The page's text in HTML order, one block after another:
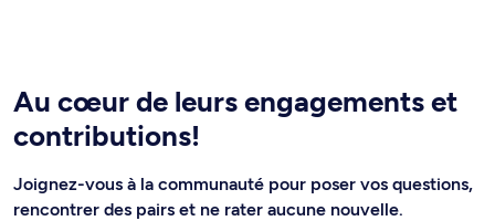
Au cœur de leurs engagements et
contributions!​
Joignez-vous à la communauté pour poser vos questions,
rencontrer des pairs et ne rater aucune nouvelle.